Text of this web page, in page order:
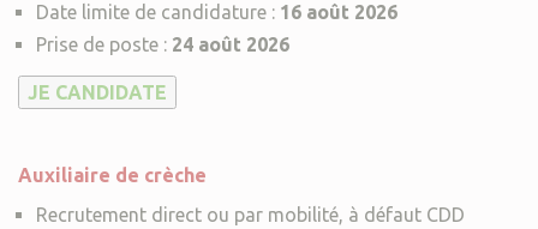
Date limite de candidature : 16 août 2026
Prise de poste : 24 août 2026
Auxiliaire de crèche
Recrutement direct ou par mobilité, à défaut CDD